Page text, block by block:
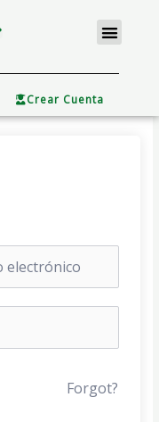
Menu
Crear Cuenta
Forgot?